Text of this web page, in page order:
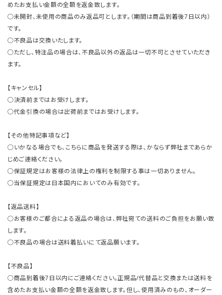
めたお支払い金額の全額を返金致します。
○未開封、未使用の商品のみ返品可とします。（期間は商品到着後7日以内）
です。
○不良品は交換いたします。
○ただし、特注品の場合は、不良品以外の返品は一切不可とさせていただき
ます。
【キャンセル】
○決済前まではお受けします。
○代金引換の場合は出荷前まではお受けします。
【その他特記事項など】
○いかなる場合でも、こちらに商品を発送する際は、かならず弊社まであらか
じめご連絡ください。
○保証規定はお客様の法律上の権利を制限する事は一切ありません。
○当保証規定は日本国内においてのみ有効です。
【返品送料】
○お客様のご都合による返品の場合は、弊社宛ての送料のご負担をお願い致
します。
○不良品の場合は送料着払いにて返品願います。
【不良品】
○商品到着後7日以内にご連絡ください。正規品/代替品と交換または送料を
含めたお支払い金額の全額を返金致します。但し、使用済みのもの、オーダー